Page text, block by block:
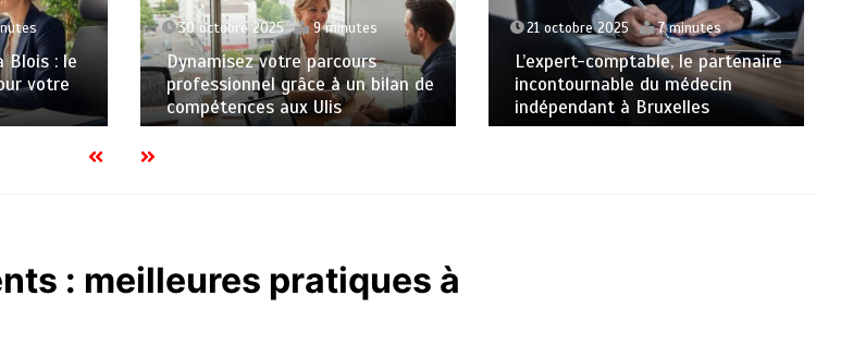
Blois : le
votre
30 octobre 2025 9 minutes
Dynamisez votre parcours
professionnel grâce à un bilan de
compétences aux Ulis
21 octobre 2025 7 minutes
L’expert-comptable, le partenaire
incontournable du médecin
indépendant à Bruxelles
: meilleures pratiques à